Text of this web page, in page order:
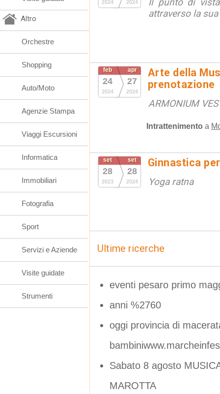
2024 2024
attraverso la
feb
24
2024
apr
27
2024
Arte della
prenotazione
ARMONIUM
Intrattenimento a
set
28
2023
set
28
2024
Ginnastica
Yoga ratna
Ultime ricerche
eventi pesaro primo
anni %2760
oggi provincia di
Sabato 8 agosto
MAROTTA
Altro
Orchestre
Shopping
Auto/Moto
Agenzie Stampa
Viaggi Escursioni
Informatica
Immobiliari
Fotografia
Sport
Servizi e Aziende
Visite guidate
Strumenti